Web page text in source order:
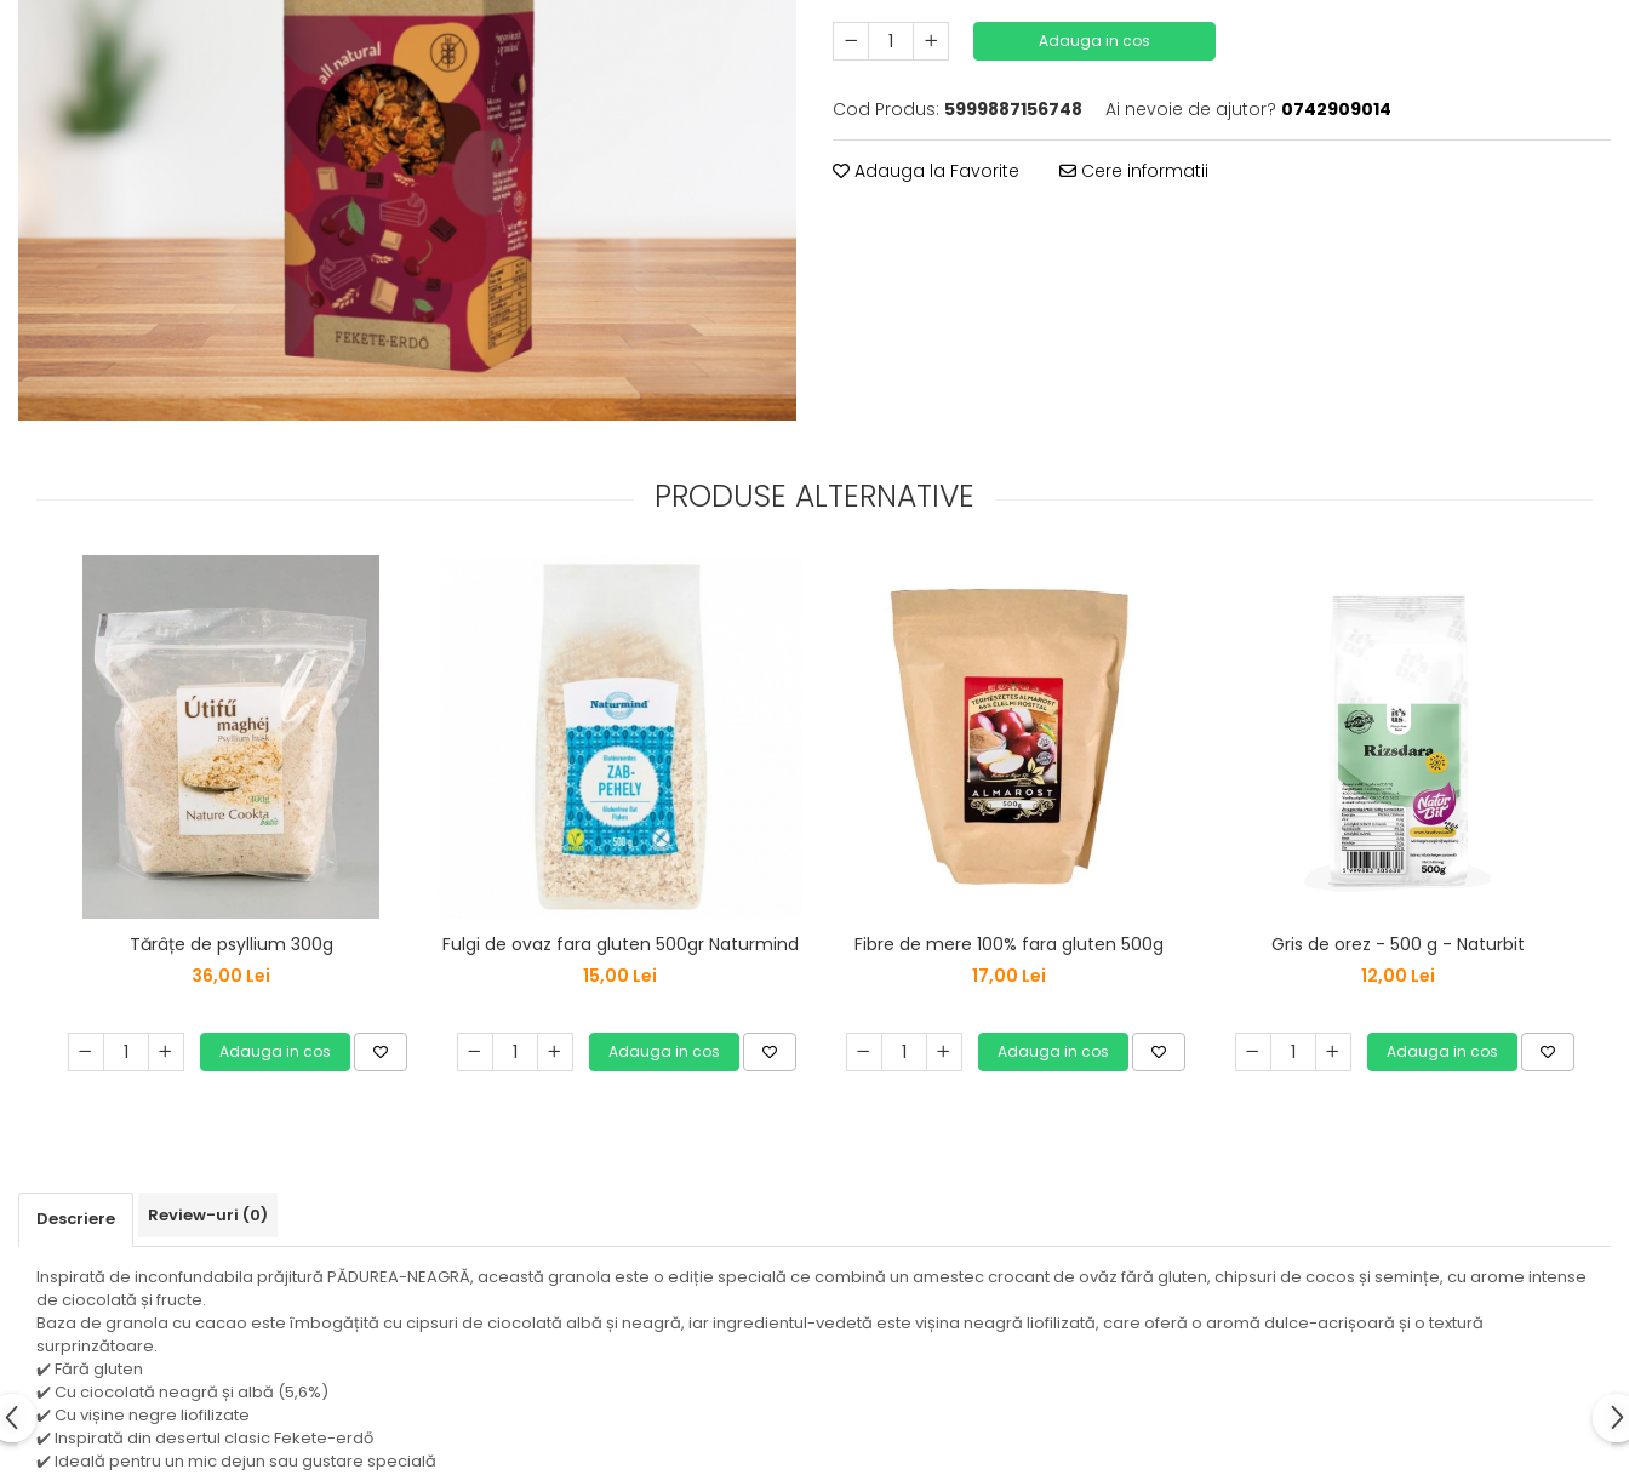
Vitamine Gal
Adauga in cos
Cod Produs: 5999887156748 Ai nevoie de ajutor? 0742909014
Adauga la Favorite Cere informatii
PRODUSE ALTERNATIVE
Tărâțe de psyllium 300g
36,00 Lei
Adauga in cos
Fulgi de ovaz fara gluten 500gr Naturmind
15,00 Lei
Adauga in cos
Fibre de mere 100% fara gluten 500g
17,00 Lei
Adauga in cos
Gris de orez - 500 g - Naturbit
12,00 Lei
Adauga in cos
Descriere Review-uri (0)
Inspirată de inconfundabila prăjitură PĂDUREA-NEAGRĂ, această granola este o ediție specială ce combină un amestec crocant de ovăz fără gluten, chipsuri de cocos și semințe, cu arome intense
de ciocolată și fructe.
Baza de granola cu cacao este îmbogățită cu cipsuri de ciocolată albă și neagră, iar ingredientul-vedetă este vișina neagră liofilizată, care oferă o aromă dulce-acrișoară și o textură
surprinzătoare.
✔️ Fără gluten
✔️ Cu ciocolată neagră și albă (5,6%)
✔️ Cu vișine negre liofilizate
✔️ Inspirată din desertul clasic Fekete-erdő
✔️ Ideală pentru un mic dejun sau gustare specială